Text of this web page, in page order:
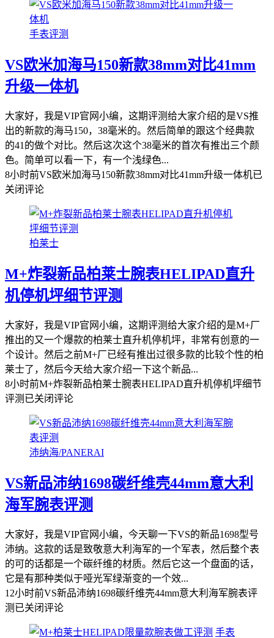
手表评测
VS欧米加海马150新款38mm对比41mm
升级一体机
大家好，我是VIP官网小编，这期评测给大家介绍的是VS推
出的新款的海马150，38毫米的。然后简单的跟这个经典款
的41的做个对比。然后这次这个38毫米的首次有推出三个颜
色。简单可以看一下，有一个浅绿色...
8小时前VS欧米加海马150新款38mm对比41mm升级一体机已
关闭评论
柏莱士
M+炸裂新品柏莱士腕表HELIPAD直升
机停机坪细节评测
大家好，我是VIP官网小编，这期评测给大家介绍的是M+厂
推出的又一个爆款的柏莱士直升机停机坪，非常有创意的一
个设计。然后之前M+厂已经有推出过很多款的比较个性的柏
莱士了，然后今天给大家介绍一下这个新品...
8小时前M+炸裂新品柏莱士腕表HELIPAD直升机停机坪细节
评测 已关闭评论
沛纳海/PANERAI
VS新品沛纳1698碳纤维壳44mm意大利
海军腕表评测
大家好，我是VIP官网小编，今天聊一下VS的新品1698型号
沛纳。这款的话是致敬意大利海军的一个军表，然后整个表
的可的话都是一个碳纤维的材质。然后它这一个盘面的话，
它是有那种类似于哑光军绿渐变的一个效...
12小时前VS新品沛纳1698碳纤维壳44mm意大利海军腕表评
测 已关闭评论
手表